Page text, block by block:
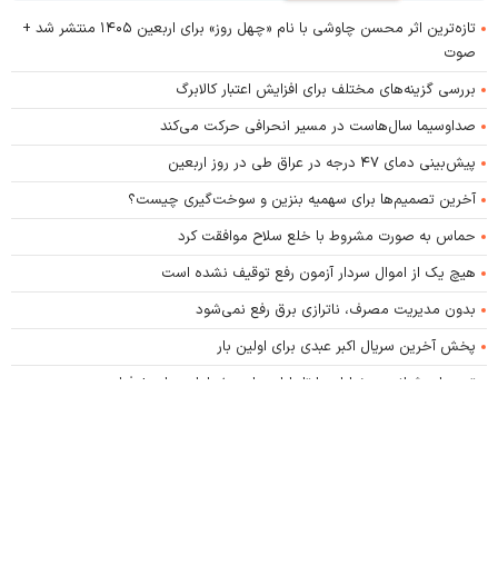
تازه‌ترین اثر محسن چاوشی با نام «چهل روز» برای اربعین ۱۴۰۵ منتشر شد +
صوت
بررسی گزینه‌های مختلف برای افزایش اعتبار کالابرگ
صداوسیما سال‌هاست در مسیر انحرافی حرکت می‌کند
پیش‌بینی دمای ۴۷ درجه در عراق طی در روز اربعین
آخرین تصمیم‌ها برای سهمیه بنزین و سوخت‌گیری چیست؟
حماس به صورت مشروط با خلع سلاح موافقت کرد
هیچ یک از اموال سردار آزمون رفع توقیف نشده است
بدون مدیریت مصرف، ناترازی برق رفع نمی‌شود
پخش آخرین سریال اکبر عبدی برای اولین بار
تجمعات شبانه در خیابان‌ها تا پایان ماه صفر ادامه دارد + فیلم